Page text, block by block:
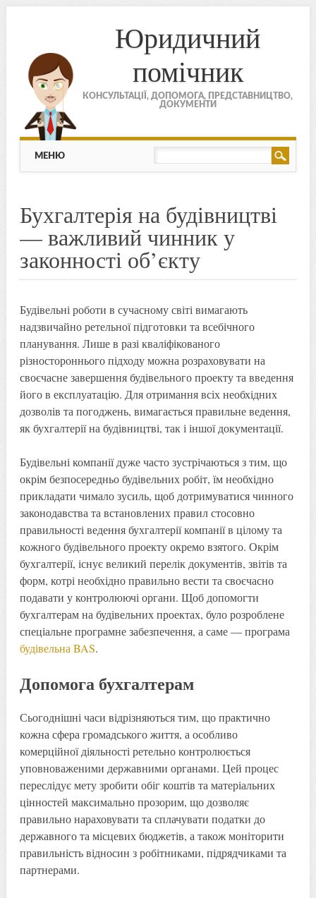
Юридичний
помічник
КОНСУЛЬТАЦІЇ, ДОПОМОГА, ПРЕДСТАВНИЦТВО,
ДОКУМЕНТИ
МЕНЮ
Skip to content
МЕНЮ
Бухгалтерія на будівництві
— важливий чинник у
законності об’єкту
Будівельні роботи в сучасному світі вимагають
надзвичайно ретельної підготовки та всебічного
планування. Лише в разі кваліфікованого
різностороннього підходу можна розраховувати на
своєчасне завершення будівельного проекту та введення
його в експлуатацію. Для отримання всіх необхідних
дозволів та погоджень, вимагається правильне ведення,
як бухгалтерії на будівництві, так і іншої документації.
Будівельні компанії дуже часто зустрічаються з тим, що
окрім безпосередньо будівельних робіт, їм необхідно
прикладати чимало зусиль, щоб дотримуватися чинного
законодавства та встановлених правил стосовно
правильності ведення бухгалтерії компанії в цілому та
кожного будівельного проекту окремо взятого. Окрім
бухгалтерії, існує великий перелік документів, звітів та
форм, котрі необхідно правильно вести та своєчасно
подавати у контролюючі органи. Щоб допомогти
бухгалтерам на будівельних проектах, було розроблене
спеціальне програмне забезпечення, а саме — програма
будівельна BAS.
Допомога бухгалтерам
Сьогоднішні часи відрізняються тим, що практично
кожна сфера громадського життя, а особливо
комерційної діяльності ретельно контролюється
уповноваженими державними органами. Цей процес
переслідує мету зробити обіг коштів та матеріальних
цінностей максимально прозорим, що дозволяє
правильно нараховувати та сплачувати податки до
державного та місцевих бюджетів, а також моніторити
правильність відносин з робітниками, підрядчиками та
партнерами.